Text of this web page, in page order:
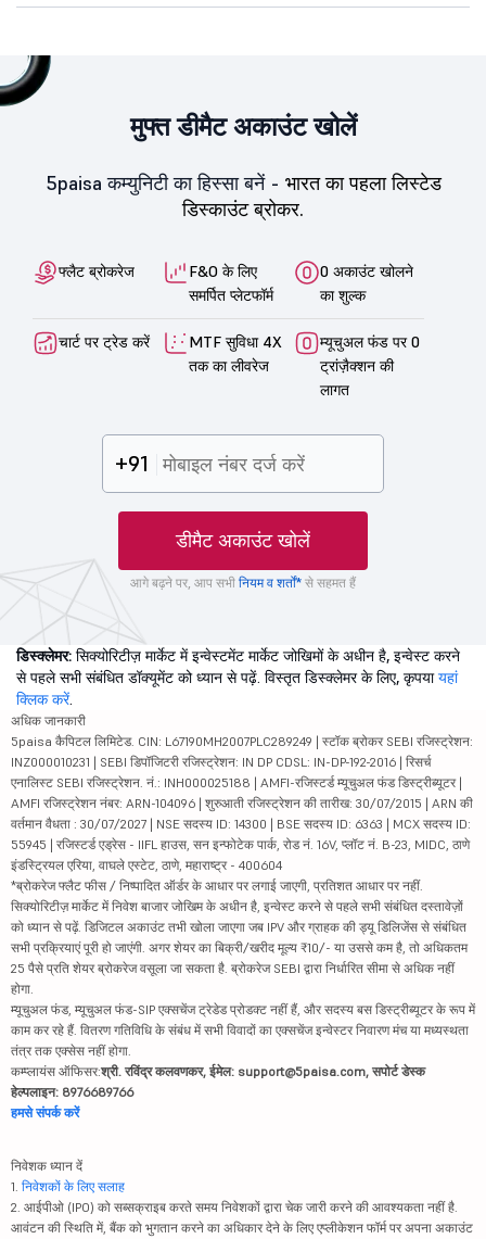
मुफ्त डीमैट अकाउंट खोलें
5paisa कम्युनिटी का हिस्सा बनें - भारत का पहला लिस्टेड
डिस्काउंट ब्रोकर.
फ्लैट ब्रोकरेज
F&O के लिए
समर्पित प्लेटफॉर्म
0 अकाउंट खोलने
का शुल्क
चार्ट पर ट्रेड करें
MTF सुविधा 4X
तक का लीवरेज
म्यूचुअल फंड पर 0
ट्रांज़ैक्शन की
लागत
+91
डीमैट अकाउंट खोलें
आगे बढ़ने पर, आप सभी नियम व शर्तों* से सहमत हैं
डिस्क्लेमर: सिक्योरिटीज़ मार्केट में इन्वेस्टमेंट मार्केट जोखिमों के अधीन है, इन्वेस्ट करने
से पहले सभी संबंधित डॉक्यूमेंट को ध्यान से पढ़ें. विस्तृत डिस्क्लेमर के लिए, कृपयायहां
क्लिक करें.
अधिक जानकारी
5paisa कैपिटल लिमिटेड. CIN: L67190MH2007PLC289249 | स्टॉक ब्रोकर SEBI रजिस्ट्रेशन:
INZ000010231 | SEBI डिपॉजिटरी रजिस्ट्रेशन: IN DP CDSL: IN-DP-192-2016 | रिसर्च
एनालिस्ट SEBI रजिस्ट्रेशन. नं.: INH000025188 | AMFI-रजिस्टर्ड म्यूचुअल फंड डिस्ट्रीब्यूटर |
AMFI रजिस्ट्रेशन नंबर: ARN-104096 | शुरुआती रजिस्ट्रेशन की तारीख: 30/07/2015 | ARN की
वर्तमान वैधता : 30/07/2027 | NSE सदस्य ID: 14300 | BSE सदस्य ID: 6363 | MCX सदस्य ID:
55945 | रजिस्टर्ड एड्रेस - IIFL हाउस, सन इन्फोटेक पार्क, रोड नं. 16V, प्लॉट नं. B-23, MIDC, ठाणे
इंडस्ट्रियल एरिया, वाघले एस्टेट, ठाणे, महाराष्ट्र - 400604
*ब्रोकरेज फ्लैट फीस / निष्पादित ऑर्डर के आधार पर लगाई जाएगी, प्रतिशत आधार पर नहीं.
सिक्योरिटीज़ मार्केट में निवेश बाजार जोखिम के अधीन है, इन्वेस्ट करने से पहले सभी संबंधित दस्तावेज़ों
को ध्यान से पढ़ें. डिजिटल अकाउंट तभी खोला जाएगा जब IPV और ग्राहक की ड्यू डिलिजेंस से संबंधित
सभी प्रक्रियाएं पूरी हो जाएंगी. अगर शेयर का बिक्री/खरीद मूल्य ₹10/- या उससे कम है, तो अधिकतम
25 पैसे प्रति शेयर ब्रोकरेज वसूला जा सकता है. ब्रोकरेज SEBI द्वारा निर्धारित सीमा से अधिक नहीं
होगा.
म्यूचुअल फंड, म्यूचुअल फंड-SIP एक्सचेंज ट्रेडेड प्रोडक्ट नहीं हैं, और सदस्य बस डिस्ट्रीब्यूटर के रूप में
काम कर रहे हैं. वितरण गतिविधि के संबंध में सभी विवादों का एक्सचेंज इन्वेस्टर निवारण मंच या मध्यस्थता
तंत्र तक एक्सेस नहीं होगा.
कम्प्लायंस ऑफिसर:श्री. रविंद्र कलवणकर, ईमेल: support@5paisa.com, सपोर्ट डेस्क
हेल्पलाइन: 8976689766
हमसे संपर्क करें
निवेशक ध्यान दें
1. निवेशकों के लिए सलाह
2. आईपीओ (IPO) को सब्सक्राइब करते समय निवेशकों द्वारा चेक जारी करने की आवश्यकता नहीं है.
आवंटन की स्थिति में, बैंक को भुगतान करने का अधिकार देने के लिए एप्लीकेशन फॉर्म पर अपना अकाउंट